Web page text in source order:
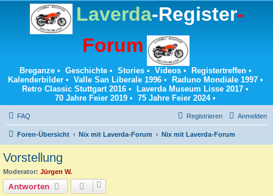
Laverda-Register-
Forum
Breganze• Geschichte• Stories• Videos• Registertreffen•
Kalenderbilder• Valle San Liberale 1996• Raduno Mondiale 1997•
Retro Classic Stuttgart 2016 • Laverda Museum Lisse 2017 •
70 Jahre Feier 2019 • 75 Jahre Feier 2024•
FAQ Anmelden
Registrieren
Foren-Übersicht Nix mit Laverda-Forum Nix mit Laverda-Forum
Vorstellung
Moderator: Jürgen W.
Antworten